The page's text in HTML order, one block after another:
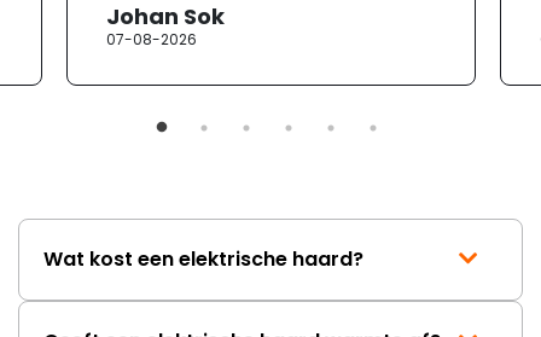
Johan Sok
07-08-2026
Wat kost een elektrische haard?